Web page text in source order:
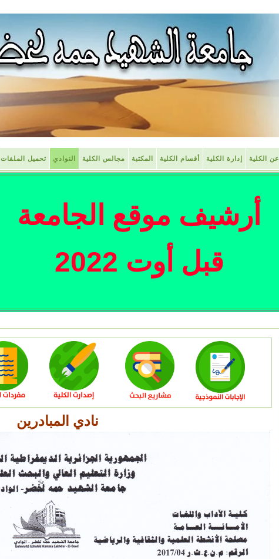
عن الكلية إدارة الكلية أقسام الكلية المكتبة مجالس الكلية النوادي تحميل الملفات
أرشيف موقع الجامعة
قبل أوت 2022
نادي المبادرين